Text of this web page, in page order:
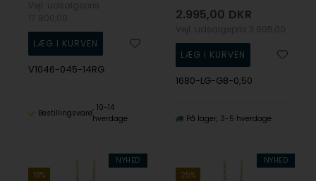
V1046-045-14RG
Bestillingsvare
10-14
hverdage
2.995,00 DKR
1680-LG-G8-0,50
På lager 3-5 hverdage
NYHED
19%
NYHED
25%